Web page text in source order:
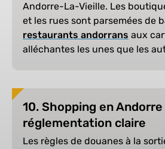
Andorre-La-Vieille. Les
et les rues sont parsemées de
restaurants andorrans aux
alléchantes les unes que les
10. Shopping en Andorre
réglementation claire
Les règles de douanes à la